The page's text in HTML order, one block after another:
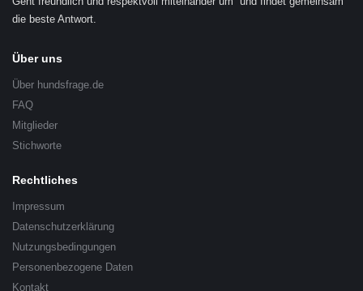
die beste Antwort.
Über uns
Über hundsfrage.de
FAQ
Mitglieder
Stichworte
Rechtliches
Impressum
Datenschutzerklärung
Nutzungsbedingungen
Personenbezogene Daten
Kontakt